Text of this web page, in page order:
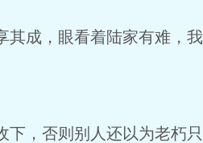
成，眼看着陆家有难，我
，否则别人还以为老朽只